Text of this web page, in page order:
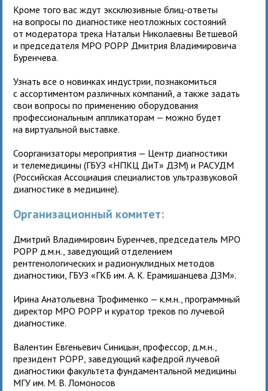
Кроме того вас ждут эксклюзивные блиц-ответы
на вопросы по диагностике неотложных состояний
от модератора трека Натальи Николаевны Ветшевой
и председателя МРО РОРР Дмитрия Владимировича
Буренчева.
Узнать все о новинках индустрии, познакомиться
с ассортиментом различных компаний, а также задать
свои вопросы по применению оборудования
профессиональным аппликаторам — можно будет
на виртуальной выставке.
Соорганизаторы мероприятия — Центр диагностики
и телемедицины (ГБУЗ «НПКЦ ДиТ» ДЗМ) и РАСУДМ
(Российская Ассоциация специалистов ультразвуковой
диагностике в медицине).
Организационный комитет:
Дмитрий Владимирович Буренчев, председатель МРО
РОРР д.м.н., заведующий отделением
рентгенологических и радионуклидных методов
диагностики, ГБУЗ «ГКБ им. А. К. Ерамишанцева ДЗМ».
Ирина Анатольевна Трофименко — к.м.н., программный
директор МРО РОРР и куратор треков по лучевой
диагностике.
Валентин Евгеньевич Синицын, профессор, д.м.н.,
президент РОРР, заведующий кафедрой лучевой
диагностики факультета фундаментальной медицины
МГУ им. М. В. Ломоносов